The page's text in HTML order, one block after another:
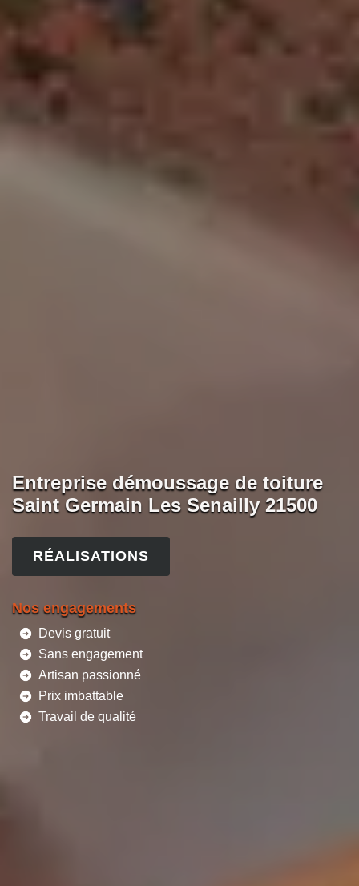
Entreprise démoussage de toiture
Saint Germain Les Senailly 21500
RÉALISATIONS
Nos engagements
Devis gratuit
Sans engagement
Artisan passionné
Prix imbattable
Travail de qualité